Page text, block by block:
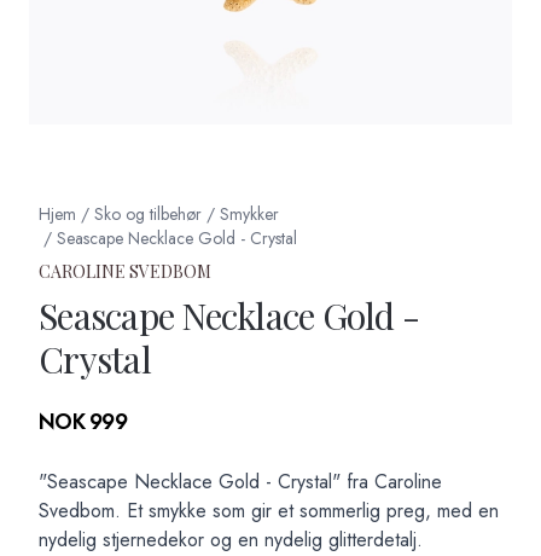
Hjem / Sko og tilbehør / Smykker
/ Seascape Necklace Gold - Crystal
CAROLINE SVEDBOM
Seascape Necklace Gold -
Crystal
Produktdetaljer
NOK 999
Description
"Seascape Necklace Gold - Crystal" fra Caroline
Svedbom. Et smykke som gir et sommerlig preg, med en
nydelig stjernedekor og en nydelig glitterdetalj.